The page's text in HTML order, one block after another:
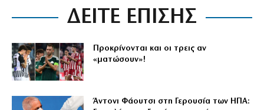
ΔΕΙΤΕ ΕΠΙΣΗΣ
Προκρίνονται και οι τρεις αν
«ματώσουν»!
Άντονι Φάουτσι στη Γερουσία των ΗΠΑ: